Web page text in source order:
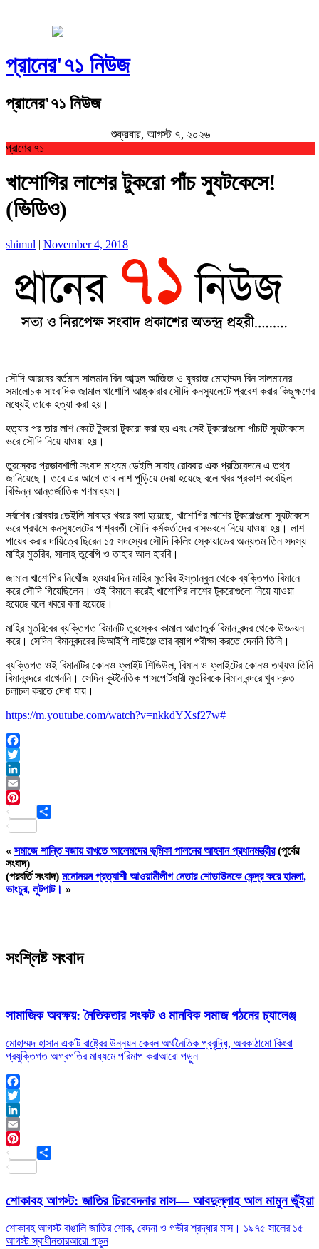
প্রানের'৭১ নিউজ
প্রানের'৭১ নিউজ
শুক্রবার, আগস্ট ৭, ২০২৬
প্রাণের ৭১
খাশোগির লাশের টুকরো পাঁচ স্যুটকেসে!
(ভিডিও)
shimul | November 4, 2018
সৌদি আরবের বর্তমান সালমান বিন আব্দুল আজিজ ও যুবরাজ মোহাম্মদ বিন সালমানের
সমালোচক সাংবাদিক জামাল খাশোগি আঙ্কারার সৌদি কনস্যুলেটে প্রবেশ করার কিছুক্ষণের
মধ্যেই তাকে হত্যা করা হয়।
হত্যার পর তার লাশ কেটে টুকরো টুকরো করা হয় এবং সেই টুকরোগুলো পাঁচটি স্যুটকেসে
ভরে সৌদি নিয়ে যাওয়া হয়।
তুরস্কের প্রভাবশালী সংবাদ মাধ্যম ডেইলি সাবাহ রোববার এক প্রতিবেদনে এ তথ্য
জানিয়েছে। তবে এর আগে তার লাশ পুড়িয়ে দেয়া হয়েছে বলে খবর প্রকাশ করেছিল
বিভিন্ন আন্তর্জাতিক গণমাধ্যম।
সর্বশেষ রোববার ডেইলি সাবাহর খবরে বলা হয়েছে, খাশোগির লাশের টুকরোগুলো স্যুটকেসে
ভরে প্রথমে কনস্যুলেটের পাশ্ববর্তী সৌদি কর্মকর্তাদের বাসভবনে নিয়ে যাওয়া হয়। লাশ
গায়েব করার দায়িত্বে ছিরেন ১৫ সদস্যের সৌদি কিলিং স্কোয়াডের অন্যতম তিন সদস্য
মাহির মুতরিব, সালাহ তুবেগি ও তাহার আল হারবি।
জামাল খাশোগির নিখোঁজ হওয়ার দিন মাহির মুতরিব ইস্তান্বুল থেকে ব্যক্তিগত বিমানে
করে সৌদি গিয়েছিলেন। ওই বিমানে করেই খাশোগির লাশের টুকরোগুলো নিয়ে যাওয়া
হয়েছে বলে খবরে বলা হয়েছে।
মাহির মুতরিবের ব্যক্তিগত বিমানটি তুরস্কের কামাল আতাতুর্ক বিমান বন্দর থেকে উড্ডয়ন
করে। সেদিন বিমানবন্দরের ভিআইপি লাউঞ্জে তার ব্যাগ পরীক্ষা করতে দেননি তিনি।
ব্যক্তিগত ওই বিমানটির কোনও ফ্লাইট শিডিউল, বিমান ও ফ্লাইটের কোনও তথ্যও তিনি
বিমানবন্দরে রাখেননি। সেদিন কূটনৈতিক পাসপোর্টধারী মুতরিবকে বিমান বন্দরে খুব দ্রুত
চলাচল করতে দেখা যায়।
https://m.youtube.com/watch?v=nkkdYXsf27w#
Facebook
Twitter
LinkedIn
Email
Pinterest
« সমাজে শান্তি বজায় রাখতে আলেমদের ভূমিকা পালনের আহবান প্রধানমন্ত্রীর(পূর্বের
সংবাদ)
(পরবর্তি সংবাদ) মনোনয়ন প্রত্যাশী আওয়ামীলীগ নেতার শোডাউনকে কেন্দ্র করে হামলা,
ভাংচুর, লুটপাট। »
সংশ্লিষ্ট সংবাদ
সামাজিক অবক্ষয়: নৈতিকতার সংকট ও মানবিক সমাজ গঠনের চ্যালেঞ্জ
মোহাম্মদ হাসান একটি রাষ্ট্রের উন্নয়ন কেবল অর্থনৈতিক প্রবৃদ্ধি, অবকাঠামো কিংবা
প্রযুক্তিগত অগ্রগতির মাধ্যমে পরিমাপ করাআরো পড়ুন
Facebook
Twitter
LinkedIn
Email
Pinterest
শোকাবহ আগস্ট: জাতির চিরবেদনার মাস— আবদুল্লাহ আল মামুন ভূঁইয়া
শোকাবহ আগস্ট বাঙালি জাতির শোক, বেদনা ও গভীর শ্রদ্ধার মাস। ১৯৭৫ সালের ১৫
আগস্ট স্বাধীনতারআরো পড়ুন